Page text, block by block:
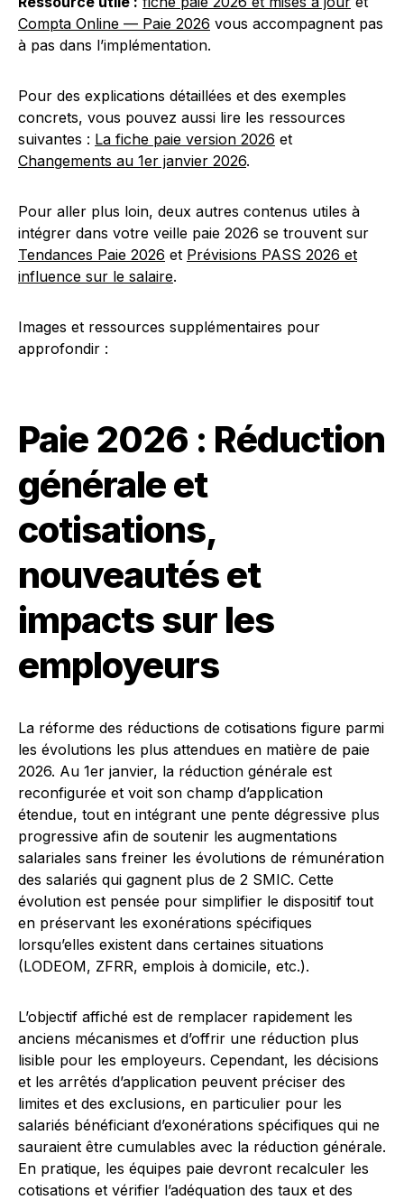
Compta Online — Paie 2026 vous accompagnent pas
à pas dans l’implémentation.
Pour des explications détaillées et des exemples
concrets, vous pouvez aussi lire les ressources
suivantes : La fiche paie version 2026 et
Changements au 1er janvier 2026.
Pour aller plus loin, deux autres contenus utiles à
intégrer dans votre veille paie 2026 se trouvent sur
Tendances Paie 2026 et Prévisions PASS 2026 et
influence sur le salaire.
Images et ressources supplémentaires pour
approfondir :
Paie 2026 : Réduction
générale et
cotisations,
nouveautés et
impacts sur les
employeurs
La réforme des réductions de cotisations figure parmi
les évolutions les plus attendues en matière de paie
2026. Au 1er janvier, la réduction générale est
reconfigurée et voit son champ d’application
étendue, tout en intégrant une pente dégressive plus
progressive afin de soutenir les augmentations
salariales sans freiner les évolutions de rémunération
des salariés qui gagnent plus de 2 SMIC. Cette
évolution est pensée pour simplifier le dispositif tout
en préservant les exonérations spécifiques
lorsqu’elles existent dans certaines situations
(LODEOM, ZFRR, emplois à domicile, etc.).
L’objectif affiché est de remplacer rapidement les
anciens mécanismes et d’offrir une réduction plus
lisible pour les employeurs. Cependant, les décisions
et les arrêtés d’application peuvent préciser des
limites et des exclusions, en particulier pour les
salariés bénéficiant d’exonérations spécifiques qui ne
sauraient être cumulables avec la réduction générale.
En pratique, les équipes paie devront recalculer les
cotisations et vérifier l’adéquation des taux et des